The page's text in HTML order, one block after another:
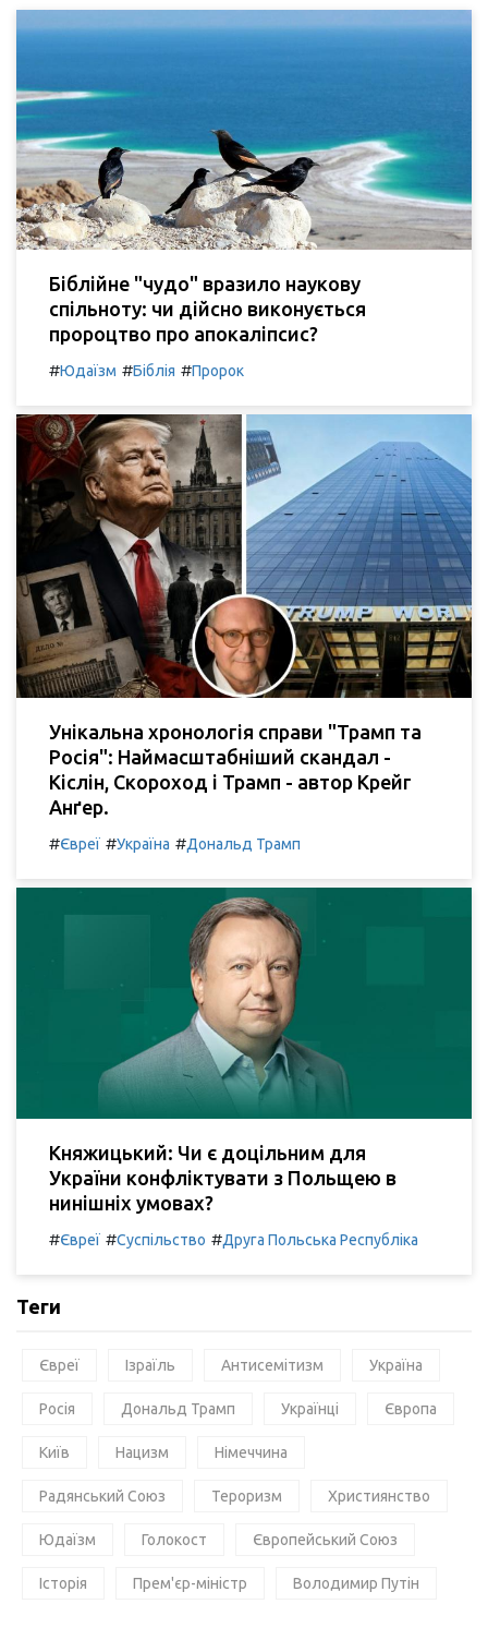
Біблійне "чудо" вразило наукову
спільноту: чи дійсно виконується
пророцтво про апокаліпсис?
#Юдаїзм #Біблія #Пророк
Унікальна хронологія справи "Трамп та
Росія": Наймасштабніший скандал -
Кіслін, Скороход і Трамп - автор Крейг
Анґер.
#Євреї #Україна #Дональд Трамп
Княжицький: Чи є доцільним для
України конфліктувати з Польщею в
нинішніх умовах?
#Євреї #Суспільство #Друга Польська Республіка
Теги
Євреї Ізраїль Антисемітизм Україна
Росія Дональд Трамп Українці Європа
Київ Нацизм Німеччина
Радянський Союз Тероризм Християнство
Юдаїзм Голокост Європейський Союз
Історія Прем'єр-міністр Володимир Путін